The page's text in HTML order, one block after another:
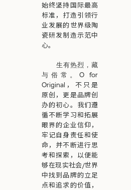
始终坚持国际最高
标准，打造引领行
业发展的世界级陶
瓷研发制造示范中
心。
生有热烈，藏
与俗常。O for
Original，不只是
原创，更是品牌创
办的初心。我们遵
循不断学习和拓展
眼界的企业信仰，
牢记自身责任和使
命，并不断进行思
考和探索，以便能
够在现实社会/世界
中找到品牌的立足
点和追求的价值，